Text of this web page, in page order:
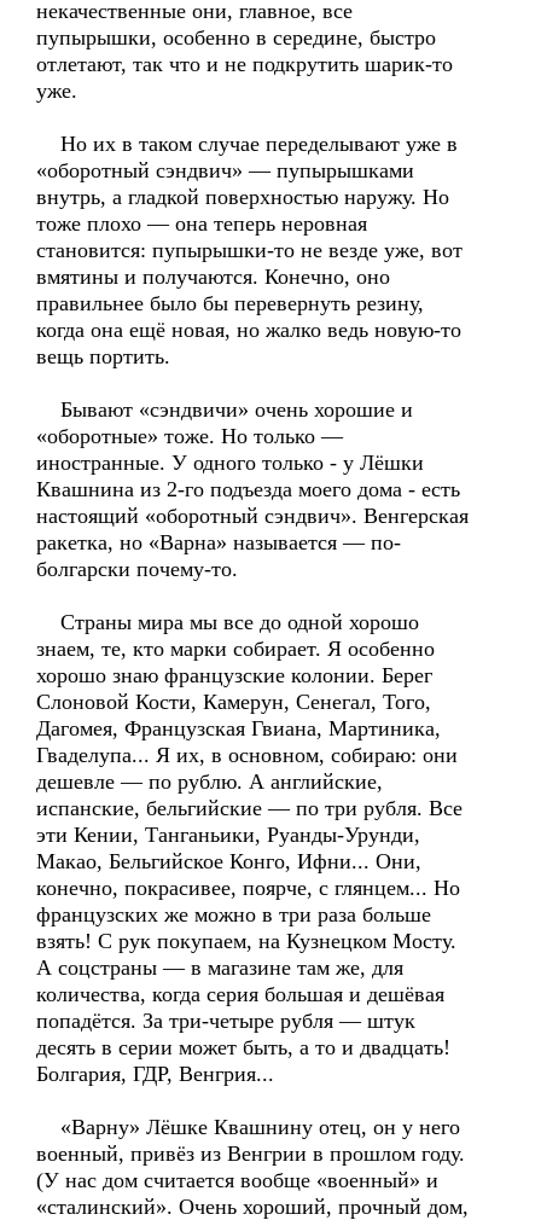
некачественные они, главное, все
пупырышки, особенно в середине, быстро
отлетают, так что и не подкрутить шарик-то
уже.
Но их в таком случае переделывают уже в
«оборотный сэндвич» — пупырышками
внутрь, а гладкой поверхностью наружу. Но
тоже плохо — она теперь неровная
становится: пупырышки-то не везде уже, вот
вмятины и получаются. Конечно, оно
правильнее было бы перевернуть резину,
когда она ещё новая, но жалко ведь новую-то
вещь портить.
Бывают «сэндвичи» очень хорошие и
«оборотные» тоже. Но только —
иностранные. У одного только - у Лёшки
Квашнина из 2-го подъезда моего дома - есть
настоящий «оборотный сэндвич». Венгерская
ракетка, но «Варна» называется — по-
болгарски почему-то.
Страны мира мы все до одной хорошо
знаем, те, кто марки собирает. Я особенно
хорошо знаю французские колонии. Берег
Слоновой Кости, Камерун, Сенегал, Того,
Дагомея, Французская Гвиана, Мартиника,
Гваделупа... Я их, в основном, собираю: они
дешевле — по рублю. А английские,
испанские, бельгийские — по три рубля. Все
эти Кении, Танганьики, Руанды-Урунди,
Макао, Бельгийское Конго, Ифни... Они,
конечно, покрасивее, поярче, с глянцем... Но
французских же можно в три раза больше
взять! С рук покупаем, на Кузнецком Мосту.
А соцстраны — в магазине там же, для
количества, когда серия большая и дешёвая
попадётся. За три-четыре рубля — штук
десять в серии может быть, а то и двадцать!
Болгария, ГДР, Венгрия...
«Варну» Лёшке Квашнину отец, он у него
военный, привёз из Венгрии в прошлом году.
(У нас дом считается вообще «военный» и
«сталинский». Очень хороший, прочный дом,